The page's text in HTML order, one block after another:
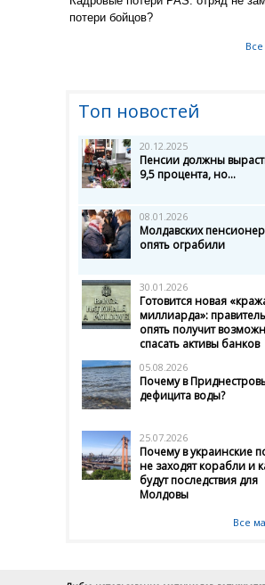
потери бойцов?
Топ новостей
20.12.2025
Пенсии должны
9,5 процента, но...
08.01.2026
Молдавских
опять ограбили
30.01.2026
Готовится новая
миллиарда»:
опять получит
спасать активы банков
05.08.2026
Почему в
дефицита воды?
25.07.2026
Почему в украинские
не заходят корабли и
будут последствия для
Молдовы
Все